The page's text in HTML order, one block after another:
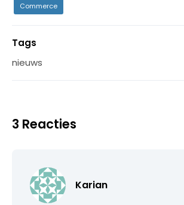
Commerce
Tags
nieuws
3 Reacties
Karian